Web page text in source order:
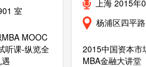
室
MOOC
听课-纵览全
上海 2015年
杨浦区四平
2015中国资本市
MBA金融大讲堂